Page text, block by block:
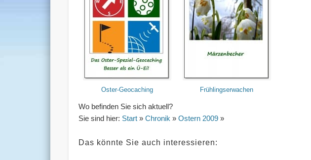
Oster-Geocaching Frühlingserwachen
Wo befinden Sie sich aktuell?
Sie sind hier: Start» Chronik» Ostern 2009»
Das könnte Sie auch interessieren: